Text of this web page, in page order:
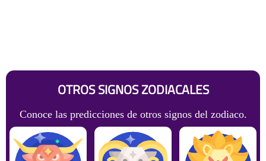
OTROS SIGNOS ZODIACALES
Conoce las predicciones de otros signos del zodiaco.